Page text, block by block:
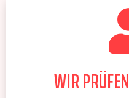
WIR